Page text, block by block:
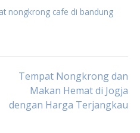
nongkrong cafe di bandung
Tempat Nongkrong dan
Makan Hemat di Jogja
dengan Harga Terjangkau